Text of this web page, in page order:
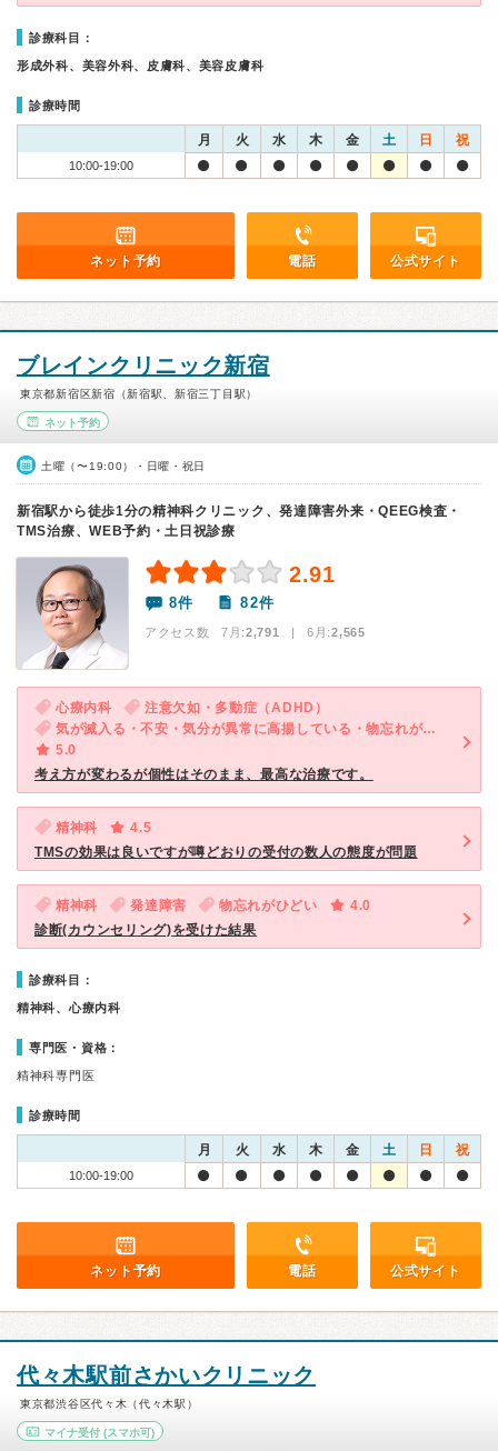
診療科目：
形成外科、美容外科、皮膚科、美容皮膚科
診療時間
月 火 水 木 金 土 日 祝
10:00-19:00
ネット予約 電話 公式サイト
ブレインクリニック新宿
東京都新宿区新宿（新宿駅、新宿三丁目駅）
ネット予約
土曜（〜19:00）・日曜・祝日
新宿駅から徒歩1分の精神科クリニック、発達障害外来・QEEG検査・
TMS治療、WEB予約・土日祝診療
2.91
8件 82件
アクセス数 7月:2,791 | 6月:2,565
心療内科
注意欠如・多動症（ADHD）
気が滅入る・不安・気分が異常に高揚している・物忘れがひどい
5.0
考え方が変わるが個性はそのまま、最高な治療です。
精神科
4.5
TMSの効果は良いですが噂どおりの受付の数人の態度が問題
精神科 発達障害 物忘れがひどい
4.0
診断(カウンセリング)を受けた結果
診療科目：
精神科、心療内科
専門医・資格：
精神科専門医
診療時間
月 火 水 木 金 土 日 祝
10:00-19:00
ネット予約 電話 公式サイト
代々木駅前さかいクリニック
東京都渋谷区代々木（代々木駅）
マイナ受付 (スマホ可)